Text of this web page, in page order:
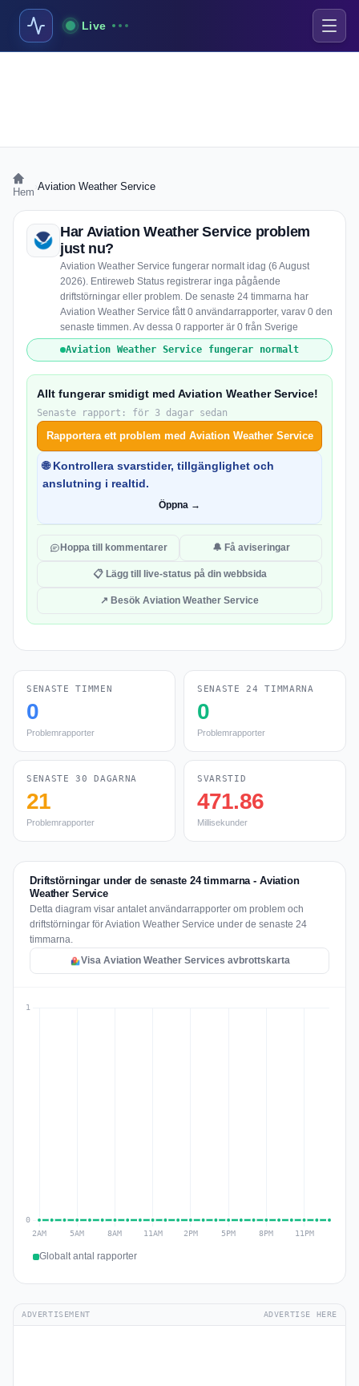
Live
Hem Aviation Weather Service
Har Aviation Weather Service problem
just nu?
Aviation Weather Service fungerar normalt idag (6 August
2026). Entireweb Status registrerar inga pågående
driftstörningar eller problem. De senaste 24 timmarna har
Aviation Weather Service fått 0 användarrapporter, varav 0 den
senaste timmen. Av dessa 0 rapporter är 0 från Sverige
Aviation Weather Service fungerar normalt
Allt fungerar smidigt med Aviation Weather Service!
Senaste rapport: för 3 dagar sedan
Rapportera ett problem med Aviation Weather Service
🌐 Kontrollera svarstider, tillgänglighet och
anslutning i realtid.
Öppna →
Hoppa till kommentarer 🔔 Få aviseringar
📋 Lägg till live-status på din webbsida
↗ Besök Aviation Weather Service
SENASTE TIMMEN
0
Problemrapporter
SENASTE 24 TIMMARNA
0
Problemrapporter
SENASTE 30 DAGARNA
21
Problemrapporter
SVARSTID
471.86
Millisekunder
Driftstörningar under de senaste 24 timmarna - Aviation
Weather Service
Detta diagram visar antalet användarrapporter om problem och
driftstörningar för Aviation Weather Service under de senaste 24
timmarna.
Visa Aviation Weather Services avbrottskarta
Globalt antal rapporter
ADVERTISEMENT ADVERTISE HERE